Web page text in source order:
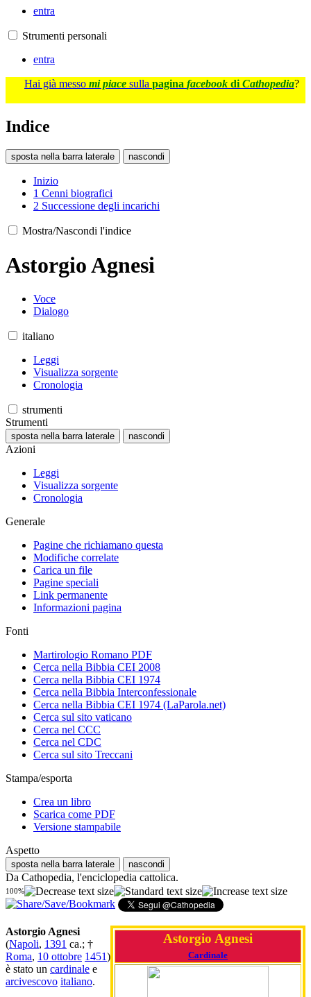
entra
Strumenti personali
entra
Hai già messo mi piace sulla pagina facebook di Cathopedia?
Indice
sposta nella barra laterale nascondi
Inizio
1 Cenni biografici
2 Successione degli incarichi
Mostra/Nascondi l'indice
Astorgio Agnesi
Voce
Dialogo
italiano
Leggi
Visualizza sorgente
Cronologia
strumenti
Strumenti
sposta nella barra laterale nascondi
Azioni
Leggi
Visualizza sorgente
Cronologia
Generale
Pagine che richiamano questa
Modifiche correlate
Carica un file
Pagine speciali
Link permanente
Informazioni pagina
Fonti
Martirologio Romano PDF
Cerca nella Bibbia CEI 2008
Cerca nella Bibbia CEI 1974
Cerca nella Bibbia Interconfessionale
Cerca nella Bibbia CEI 1974 (LaParola.net)
Cerca sul sito vaticano
Cerca nel CCC
Cerca nel CDC
Cerca sul sito Treccani
Stampa/esporta
Crea un libro
Scarica come PDF
Versione stampabile
Aspetto
sposta nella barra laterale nascondi
Da Cathopedia, l'enciclopedia cattolica.
100%
Astorgio Agnesi
Cardinale
Astorgio Agnesi
(Napoli, 1391 ca.; †
Roma, 10 ottobre 1451)
è stato un cardinale e
arcivescovo italiano.